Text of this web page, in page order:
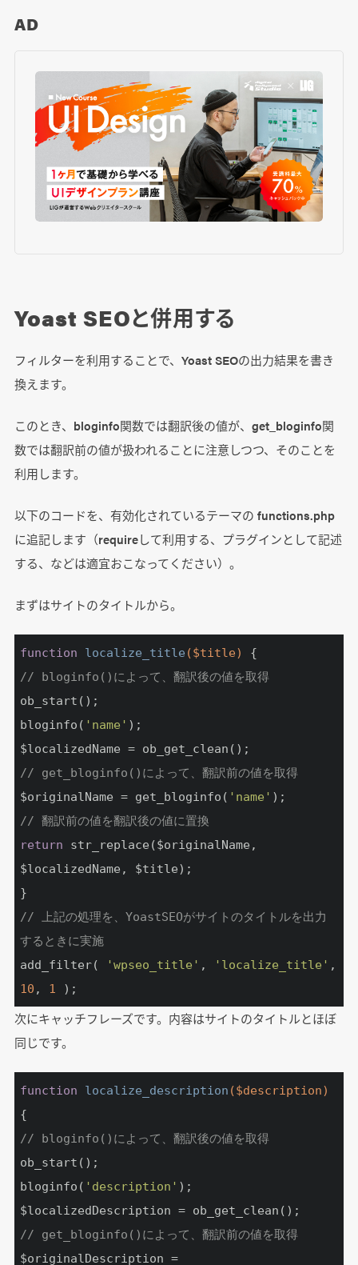
AD
Yoast SEOと併用する
フィルターを利用することで、Yoast SEOの出力結果を書き
換えます。
このとき、bloginfo関数では翻訳後の値が、get_bloginfo関
数では翻訳前の値が扱われることに注意しつつ、そのことを
利用します。
以下のコードを、有効化されているテーマの functions.php
に追記します（requireして利用する、プラグインとして記述
する、などは適宜おこなってください）。
まずはサイトのタイトルから。
function localize_title ($title)
// bloginfo()によって、翻訳後の値を取得
ob_start();
bloginfo( 'name' );
// get_bloginfo()によって、翻訳前の値を取得
$originalName = get_bloginfo( 'name'
// 翻訳前の値を翻訳後の値に置換
return str_replace($originalName,
$localizedName, $title);
// 上記の処理を、YoastSEOがサイトのタイトルを出力
するときに実施
add_filter(
'wpseo_title' , 'localize_title'
10 , 1 );
次にキャッチフレーズです。内容はサイトのタイトルとほぼ
同じです。
function localize_description ($description)
// bloginfo()によって、翻訳後の値を取得
ob_start();
bloginfo( 'description' );
// get_bloginfo()によって、翻訳前の値を取得
$originalDescription =